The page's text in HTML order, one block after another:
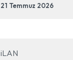
21 Temmuz 2026
iLAN